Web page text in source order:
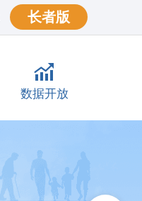
长者版
数据开放